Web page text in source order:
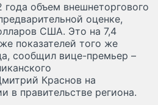
года объем внешнеторгового
оценке,
США. Это на 7,4
показателей того же
сообщил вице-премьер –
Краснов на
в правительстве региона.